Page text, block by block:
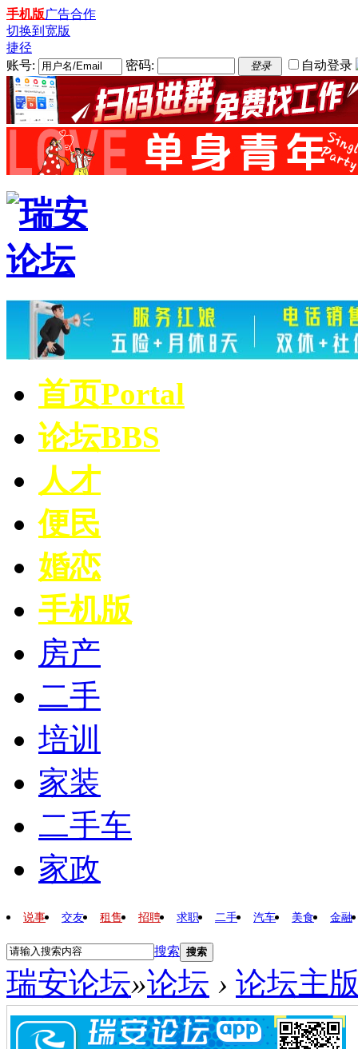
手机版广告合作
切换到宽版
捷径
账号:
密码: 登录 自动登录
首页Portal
论坛BBS
人才
便民
婚恋
手机版
房产
二手
培训
家装
二手车
家政
说事 交友 租售 招聘 求职 二手 汽车 美食 金融
搜索 搜索
瑞安论坛»论坛 › 论坛主